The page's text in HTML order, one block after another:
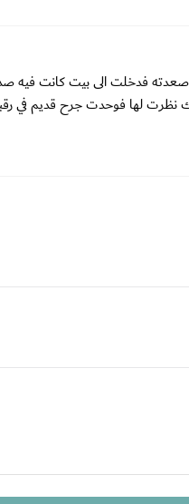
لها فوحدت جرح قديم في